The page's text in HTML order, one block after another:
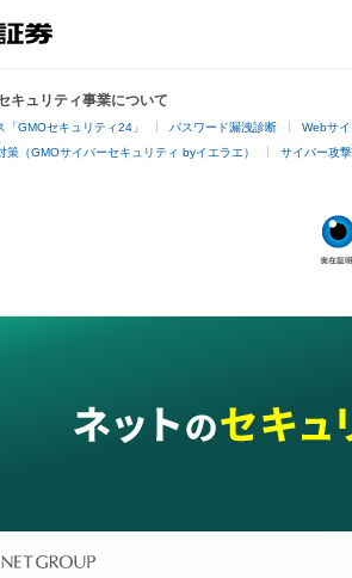
キュリティ事業について
GMOセキュリティ24」 パスワード漏洩診断 Webサ
策（GMOサイバーセキュリティ byイエラエ） サイバー攻